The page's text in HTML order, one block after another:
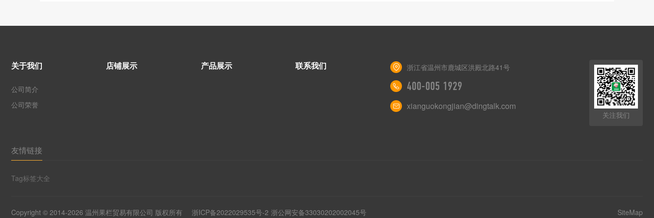
关于我们
公司简介
公司荣誉
店铺展示 产品展示 联系我们 浙江省温州市鹿城区洪殿北路41号
400-005 1929
xianguokongjian@dingtalk.com
关注我们
友情链接
Tag标签大全
Copyright © 2014-2026 温州果栏贸易有限公司 版权所有 浙ICP备2022029535号-2 浙公网安备33030202002045号 SiteMap